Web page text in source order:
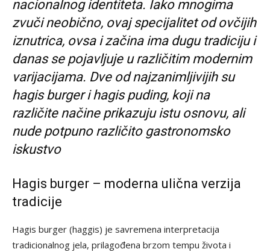
nacionalnog identiteta. Iako mnogima
zvuči neobično, ovaj specijalitet od ovčijih
iznutrica, ovsa i začina ima dugu tradiciju i
danas se pojavljuje u različitim modernim
varijacijama. Dve od najzanimljivijih su
hagis burger i hagis puding, koji na
različite načine prikazuju istu osnovu, ali
nude potpuno različito gastronomsko
iskustvo
Hagis burger – moderna ulična verzija
tradicije
Hagis burger (haggis) je savremena interpretacija
tradicionalnog jela, prilagođena brzom tempu života i